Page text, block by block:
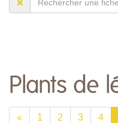
Plants de
« 1 2 3 4